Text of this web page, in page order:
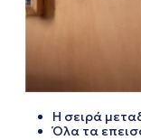
Η σειρά
Όλα τα